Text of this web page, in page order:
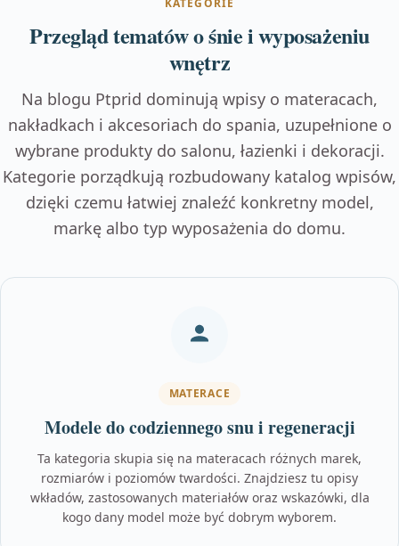
KATEGORIE
Przegląd tematów o śnie i wyposażeniu
wnętrz
Na blogu Ptprid dominują wpisy o materacach,
nakładkach i akcesoriach do spania, uzupełnione o
wybrane produkty do salonu, łazienki i dekoracji.
Kategorie porządkują rozbudowany katalog wpisów,
dzięki czemu łatwiej znaleźć konkretny model,
markę albo typ wyposażenia do domu.
MATERACE
Modele do codziennego snu i regeneracji
Ta kategoria skupia się na materacach różnych marek,
rozmiarów i poziomów twardości. Znajdziesz tu opisy
wkładów, zastosowanych materiałów oraz wskazówki, dla
kogo dany model może być dobrym wyborem.